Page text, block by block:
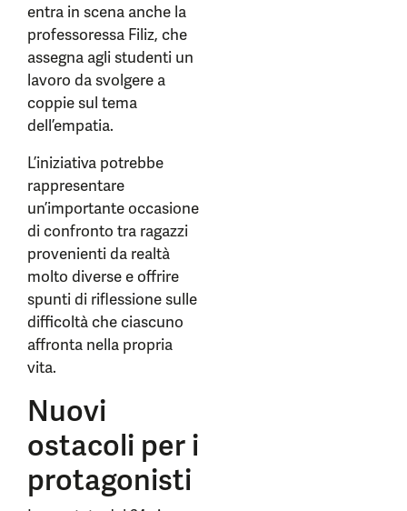
entra in scena anche la
professoressa Filiz, che
assegna agli studenti un
lavoro da svolgere a
coppie sul tema
dell’empatia.
L’iniziativa potrebbe
rappresentare
un’importante occasione
di confronto tra ragazzi
provenienti da realtà
molto diverse e offrire
spunti di riflessione sulle
difficoltà che ciascuno
affronta nella propria
vita.
Nuovi
ostacoli per i
protagonisti